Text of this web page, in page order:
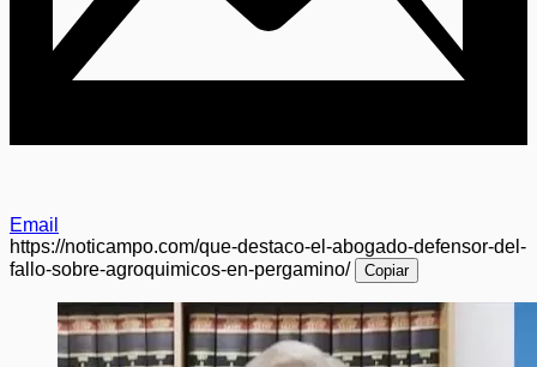
Email
https://noticampo.com/que-destaco-el-abogado-defensor-del-
fallo-sobre-agroquimicos-en-pergamino/
Copiar